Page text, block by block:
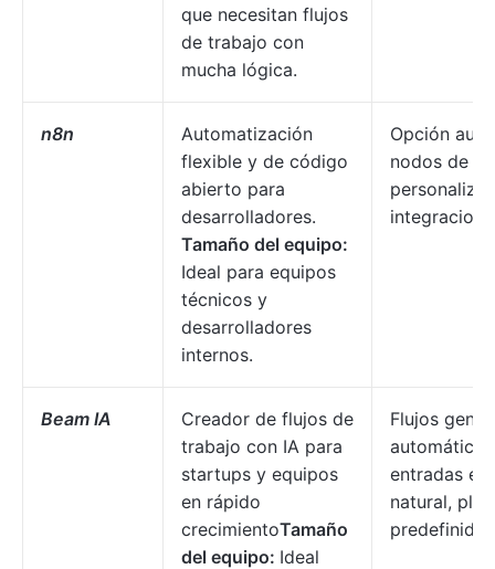
que necesitan flujos
de trabajo con
mucha lógica.
n8n
Automatización
flexible y de código
abierto para
desarrolladores.
Tamaño del equipo:
Ideal para equipos
técnicos y
desarrolladores
internos.
Opción
nodos de
Beam IA
Creador de flujos de
trabajo con IA para
startups y equipos
en rápido
crecimientoTamaño
del equipo: Ideal
Flujos
entradas en
natural,